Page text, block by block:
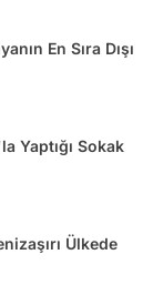
En Sıra Dışı
Yaptığı Sokak
Ülkede